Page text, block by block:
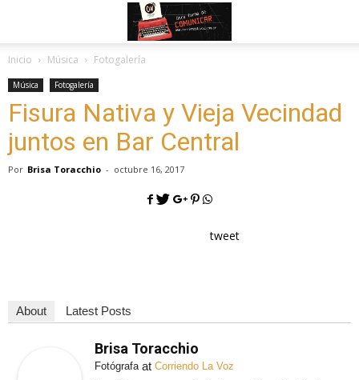
Inicio Música Fotogalería
Música Fotogalería
Fisura Nativa y Vieja Vecindad
juntos en Bar Central
Por Brisa Toracchio - octubre 16, 2017
tweet
About Latest Posts
Brisa Toracchio
Fotógrafaat Corriendo La Voz